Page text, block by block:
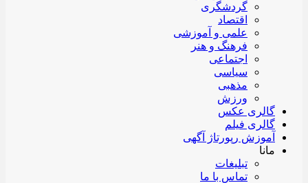
گردشگری
اقتصاد
علمی و آموزشی
فرهنگ و هنر
اجتماعی
سیاسی
مذهبی
ورزش
گالری عکس
گالری فیلم
آموزش رپورتاژ آگهی
مانا
تبلیغات
تماس با ما